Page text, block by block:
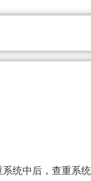
统中后，查重系